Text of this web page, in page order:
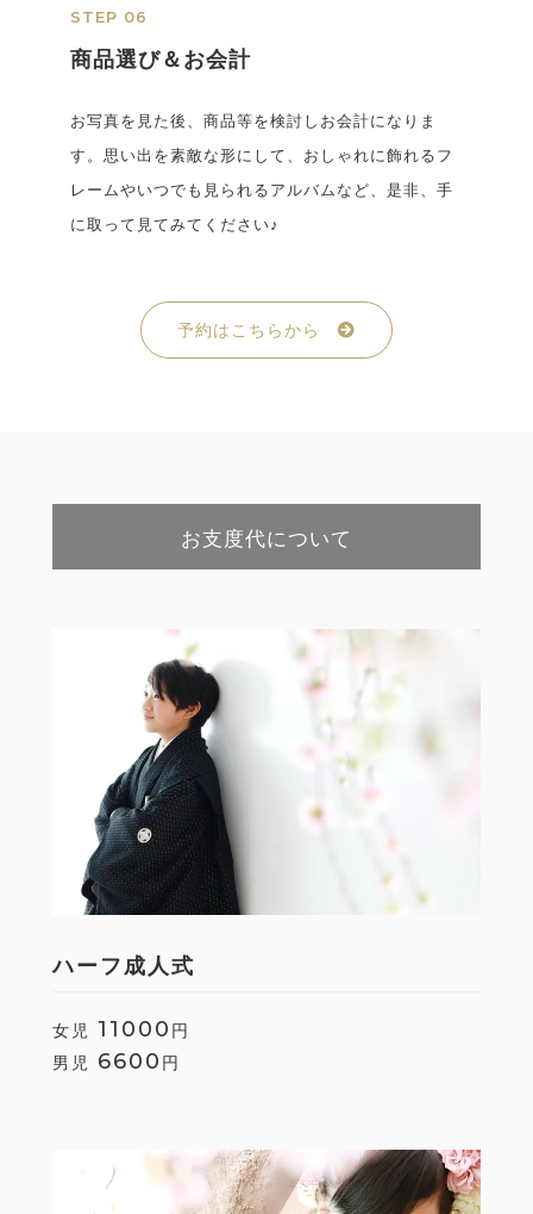
STEP 06
商品選び＆お会計
お写真を見た後、商品等を検討しお会計になりま
す。思い出を素敵な形にして、おしゃれに飾れるフ
レームやいつでも見られるアルバムなど、是非、手
に取って見てみてください♪
予約はこちらから
お支度代について
ハーフ成人式
女児 11000 円
男児 6600 円